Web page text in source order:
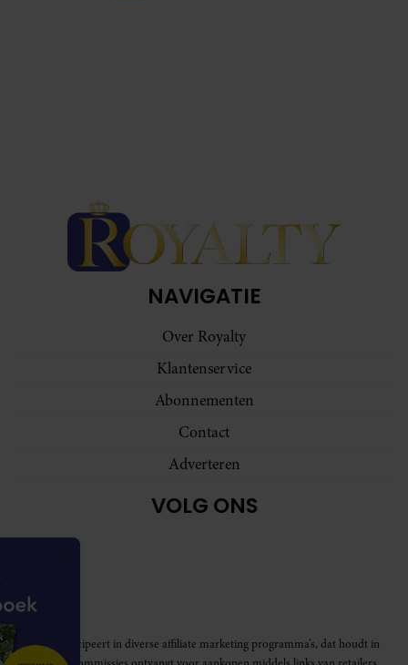
NAVIGATIE
Over Royalty
Klantenservice
Abonnementen
Contact
Adverteren
VOLG ONS
Royalty participeert in diverse affiliate marketing programma’s, dat houdt in